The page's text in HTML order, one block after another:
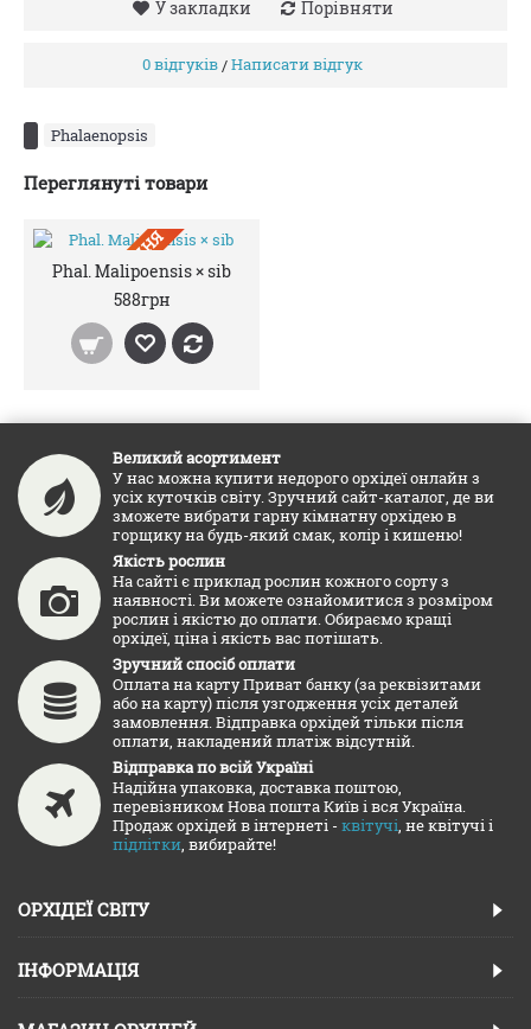
У закладки Порівняти
0 відгуків/Написати відгук
Phalaenopsis
Переглянуті товари
ПIД ЗАМОВЛЕННЯ
Phal. Malipoensis × sib
588грн
Великий асортимент
У нас можна купити недорого орхідеї онлайн з
усіх куточків світу. Зручний сайт-каталог, де ви
зможете вибрати гарну кімнатну орхідею в
горщику на будь-який смак, колір і кишеню!
Якість рослин
На сайті є приклад рослин кожного сорту з
наявності. Ви можете ознайомитися з розміром
рослин і якістю до оплати. Обираємо кращі
орхідеї, ціна і якість вас потішать.
Зручний спосіб оплати
Оплата на карту Приват банку (за реквізитами
або на карту) після узгодження усіх деталей
замовлення. Відправка орхідей тільки після
оплати, накладений платіж відсутній.
Відправка по всій Україні
Надійна упаковка, доставка поштою,
перевізником Нова пошта Київ і вся Україна.
Продаж орхідей в інтернеті - квітучі, не квітучі і
підлітки, вибирайте!
ОРХІДЕЇ СВІТУ
ІНФОРМАЦІЯ